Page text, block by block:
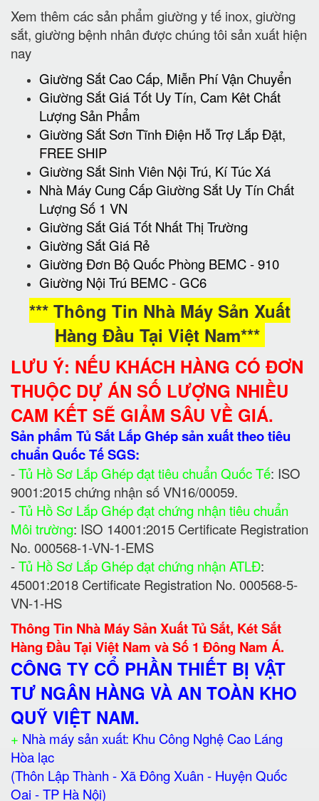
Xem thêm các sản phẩm giường y tế inox, giường
sắt, giường bệnh nhân được chúng tôi sản xuất hiện
nay
Giường Sắt Cao Cấp, Miễn Phí Vận Chuyển
Giường Sắt Giá Tốt Uy Tín, Cam Kêt Chất
Lượng Sản Phẩm
Giường Sắt Sơn Tĩnh Điện Hỗ Trợ Lắp Đặt,
FREE SHIP
Giường Sắt Sinh Viên Nội Trú, Kí Túc Xá
Nhà Máy Cung Cấp Giường Sắt Uy Tín Chất
Lượng Số 1 VN
Giường Sắt Giá Tốt Nhất Thị Trường
Giường Sắt Giá Rẻ
Giường Đơn Bộ Quốc Phòng BEMC - 910
Giường Nội Trú BEMC - GC6
*** Thông Tin Nhà Máy Sản Xuất
Hàng Đầu Tại Việt Nam***
LƯU Ý: NẾU KHÁCH HÀNG CÓ ĐƠN
THUỘC DỰ ÁN SỐ LƯỢNG NHIỀU
CAM KẾT SẼ GIẢM SÂU VỀ GIÁ.
Sản phẩm Tủ Sắt Lắp Ghép sản xuất theo tiêu
chuẩn Quốc Tế SGS:
-Tủ Hồ Sơ Lắp Ghép đạt tiêu chuẩn Quốc Tế: ISO
9001:2015 chứng nhận số VN16/00059.
-Tủ Hồ Sơ Lắp Ghép đạt chứng nhận tiêu chuẩn
Môi trường: ISO 14001:2015 Certificate Registration
No. 000568-1-VN-1-EMS
-Tủ Hồ Sơ Lắp Ghép đạt chứng nhận ATLĐ:
45001:2018 Certificate Registration No. 000568-5-
VN-1-HS
Thông Tin Nhà Máy Sản Xuất Tủ Sắt, Két Sắt
Hàng Đầu Tại Việt Nam và Số 1 Đông Nam Á.
CÔNG TY CỔ PHẦN THIẾT BỊ VẬT
TƯ NGÂN HÀNG VÀ AN TOÀN KHO
QUỸ VIỆT NAM.
+ Nhà máy sản xuất: Khu Công Nghệ Cao Láng
Hòa lạc
(Thôn Lập Thành - Xã Đông Xuân - Huyện Quốc
Oai - TP Hà Nội)